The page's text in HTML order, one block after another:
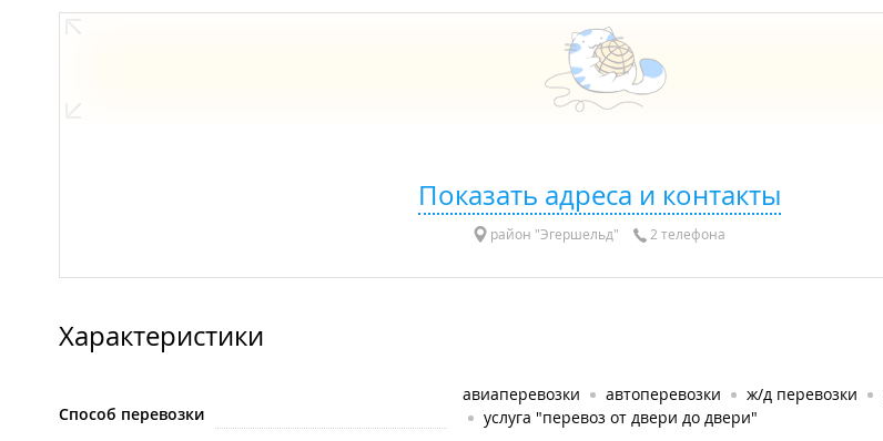
Показать адреса и контакты
район "Эгершельд" 2 телефона
Характеристики
Способ перевозки
авиаперевозки автоперевозки ж/д перевозки
услуга "перевоз от двери до двери"